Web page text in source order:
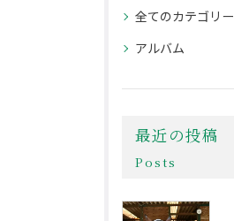
全てのカテゴリー
アルバム
最近の投稿
Posts